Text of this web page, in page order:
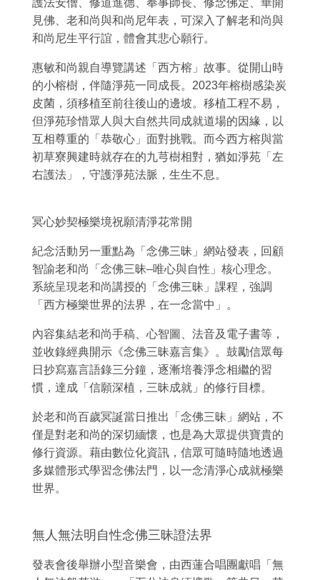
護法安僧、修道進德、奉事師長、修念佛定、華開
見佛、老和尚與和尚尼年表，可深入了解老和尚與
和尚尼生平行誼，體會其悲心願行。
惠敏和尚親自導覽講述「西方榕」故事。從開山時
的小榕樹，伴隨淨苑一同成長。 2023年榕樹感染炭
皮菌，須移植至前往後山的邊坡。移植工程不易，
但淨苑珍惜眾人與大自然共同成就道場的因緣，以
互相尊重的「恭敬心」面對挑戰。而今西方榕與當
初草寮興建時就存在的九芎樹相對，猶如淨苑「左
右護法」，守護淨苑法脈，生生不息。
冥心妙契極樂境祝願清淨花常開
紀念活動另一重點為「念佛三昧」網站發表，回顧
智諭老和尚「念佛三昧–唯心與自性」核心理念。
系統呈現老和尚講授的「念佛三昧」課程，強調
「西方極樂世界的法界，在一念當中」。
內容集結老和尚手稿、心智圖、法音及電子書等，
並收錄經典開示《念佛三昧嘉言集》。鼓勵信眾每
日抄寫嘉言語錄三分鐘，逐漸培養淨念相繼的習
慣，達成「信願深植，三昧成就」的修行目標。
於老和尚百歲冥誕當日推出「念佛三昧」網站，不
僅是對老和尚的深切緬懷，也是為大眾提供寶貴的
修行資源。藉由數位化資訊，信眾可隨時隨地透過
多媒體形式學習念佛法門，以一念清淨心成就極樂
世界。
無人無法明自性念佛三昧證法界
發表會後舉辦小型音樂會，由西蓮合唱團獻唱「無